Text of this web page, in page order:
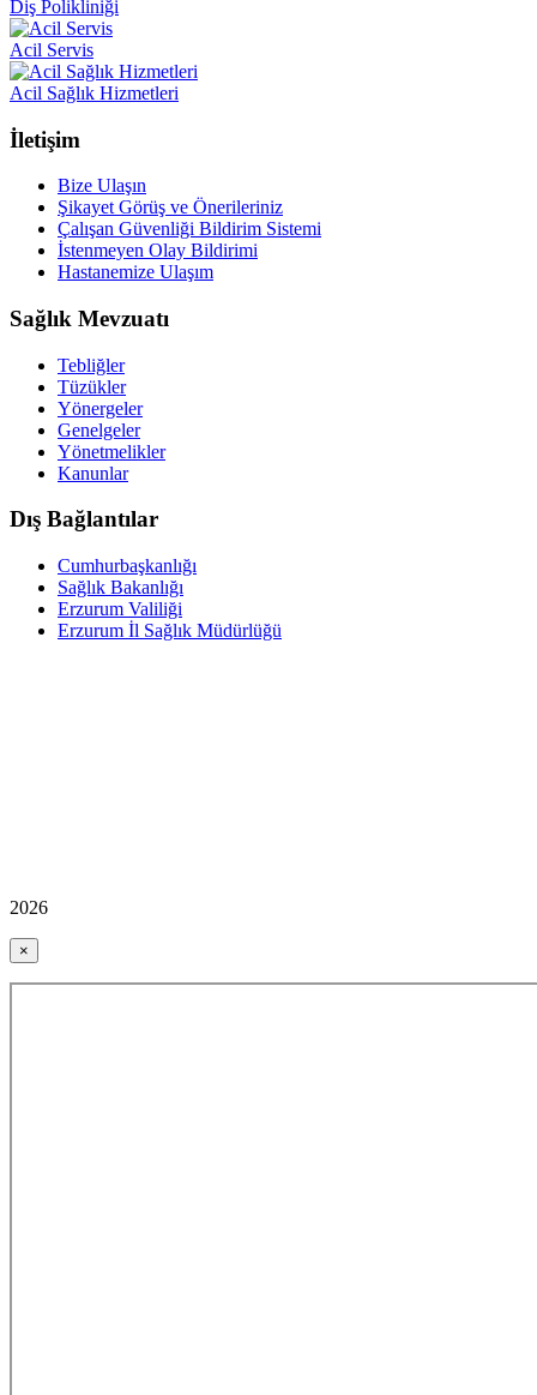
Diş Polikliniği
Acil Servis
Acil Sağlık Hizmetleri
İletişim
Bize Ulaşın
Şikayet Görüş ve Önerileriniz
Çalışan Güvenliği Bildirim Sistemi
İstenmeyen Olay Bildirimi
Hastanemize Ulaşım
Sağlık Mevzuatı
Tebliğler
Tüzükler
Yönergeler
Genelgeler
Yönetmelikler
Kanunlar
Dış Bağlantılar
Cumhurbaşkanlığı
Sağlık Bakanlığı
Erzurum Valiliği
Erzurum İl Sağlık Müdürlüğü
2026
×